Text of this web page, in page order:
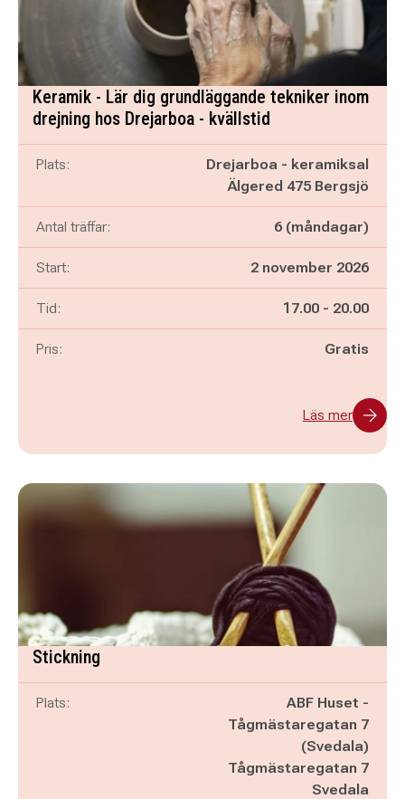
Keramik - Lär dig grundläggande tekniker inom
drejning hos Drejarboa - kvällstid
Plats:
Drejarboa - keramiksal
Älgered 475 Bergsjö
Antal träffar: 6 (måndagar)
Start: 2 november 2026
Tid: Pågår mellan
17.00 - och
20.00
Pris: Gratis
Läs mer
Stickning
Plats:
ABF Huset -
Tågmästaregatan 7
(Svedala)
Tågmästaregatan 7
Svedala